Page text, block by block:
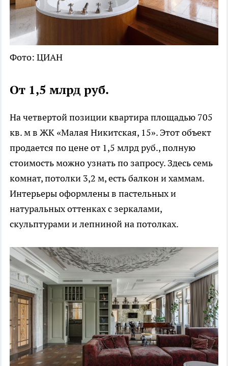
Фото: ЦИАН
От 1,5 млрд руб.
На четвертой позиции квартира площадью 705
кв. м в ЖК «Малая Никитская, 15». Этот объект
продается по цене от 1,5 млрд руб., полную
стоимость можно узнать по запросу. Здесь семь
комнат, потолки 3,2 м, есть балкон и хаммам.
Интерьеры оформлены в пастельных и
натуральных оттенках с зеркалами,
скульптурами и лепниной на потолках.